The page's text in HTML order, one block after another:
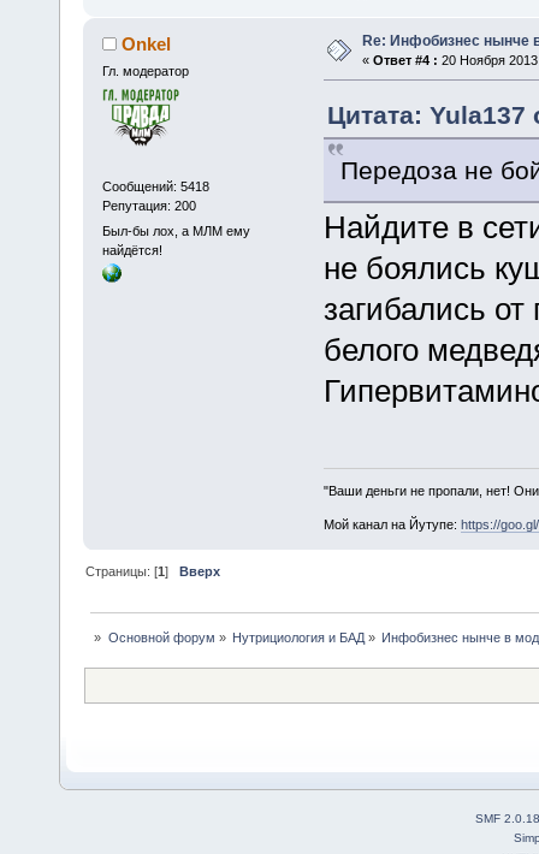
Onkel
Гл. модератор
Сообщений: 5418
Репутация: 200
Был-бы лох, а МЛМ ему
найдётся!
Re: Инфобизнес нынче
« Ответ #4 : 20 Ноября
Цитата: Yula137
Передоза не
Найдите в
не боялись
загибались
белого
"Ваши деньги не пропали, нет!
Мой канал на Йутупе: https://
Страницы: [1]Вверх
» Основной форум » Нутрициология и БАД» Инфобизнес нынче в
SMF 2.0.18